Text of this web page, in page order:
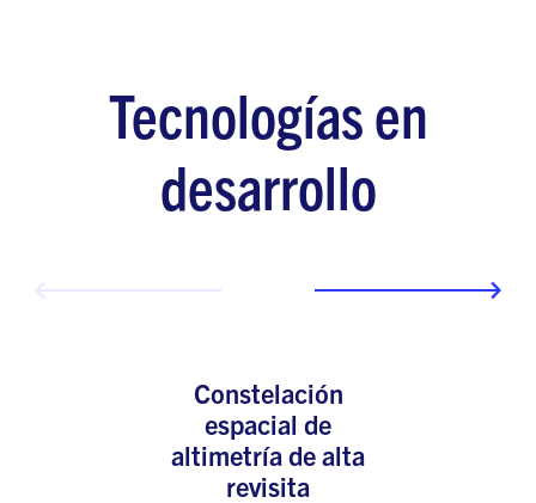
Tecnologías en
desarrollo
Constelación
espacial de
altimetría de alta
revisita